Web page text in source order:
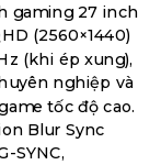
gaming 27 inch
(2560×1440)
(khi ép xung),
nghiệp và
tốc độ cao.
Blur Sync
SYNC,